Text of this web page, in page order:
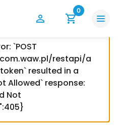
0
`POST
restapi/a
resulted in a
Allowed` response:
Not